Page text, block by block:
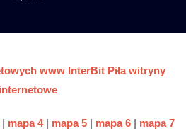
mapa 4| mapa 5 mapa 6
mapa 7